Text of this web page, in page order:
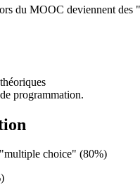
du MOOC deviennent des
programmation.
choice" (80%)